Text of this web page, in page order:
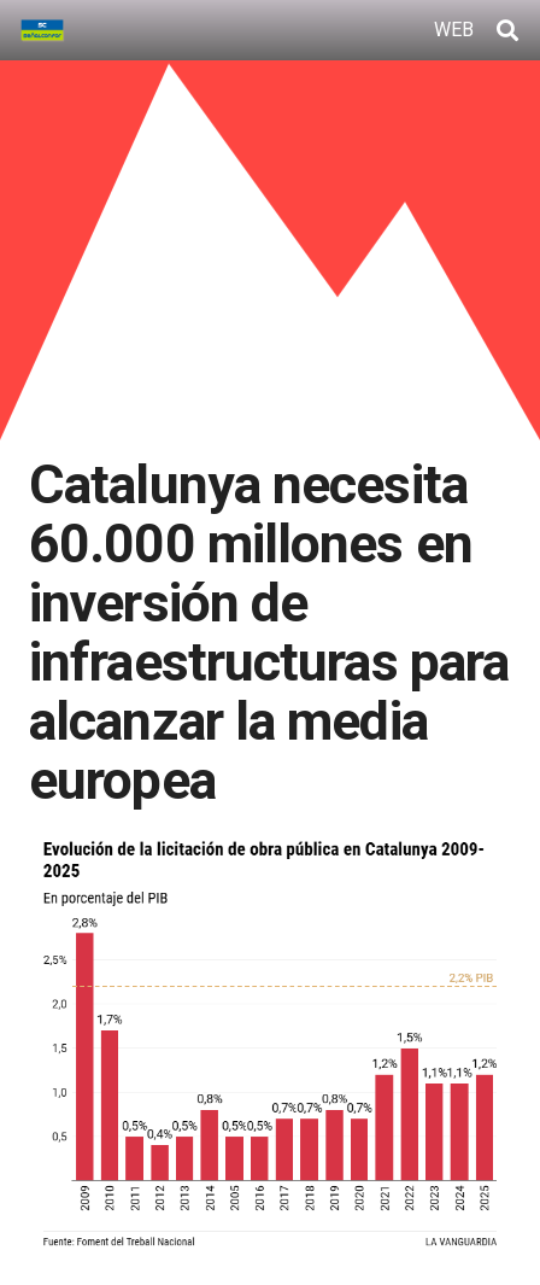
WEB
Catalunya necesita
60.000 millones en
inversión de
infraestructuras para
alcanzar la media
europea